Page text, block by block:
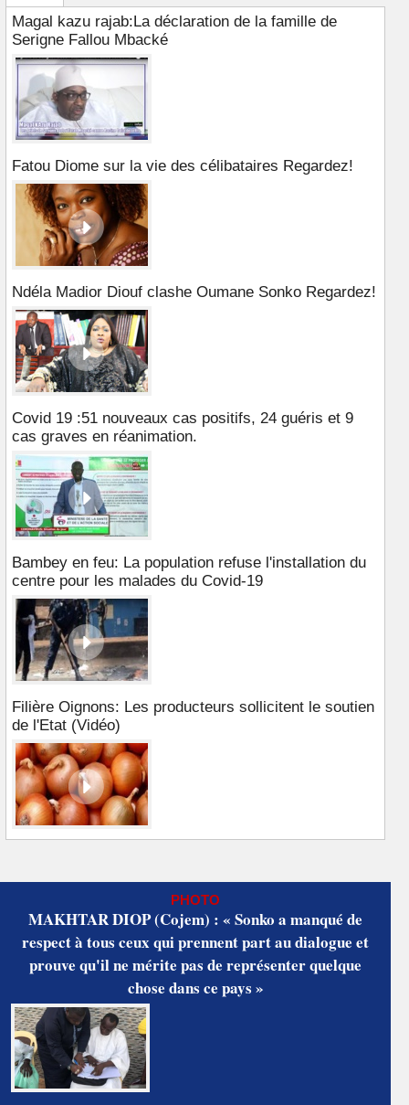
Magal kazu rajab:La déclaration de la famille de
Serigne Fallou Mbacké
Fatou Diome sur la vie des célibataires Regardez!
Ndéla Madior Diouf clashe Oumane Sonko Regardez!
Covid 19 :51 nouveaux cas positifs, 24 guéris et 9
cas graves en réanimation.
Bambey en feu: La population refuse l'installation du
centre pour les malades du Covid-19
Filière Oignons: Les producteurs sollicitent le soutien
de l'Etat (Vidéo)
PHOTO
MAKHTAR DIOP (Cojem) : « Sonko a manqué de
respect à tous ceux qui prennent part au dialogue et
prouve qu'il ne mérite pas de représenter quelque
chose dans ce pays »